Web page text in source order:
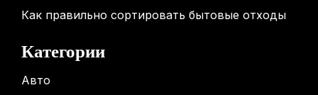
Как правильно сортировать бытовые отходы
Категории
Авто